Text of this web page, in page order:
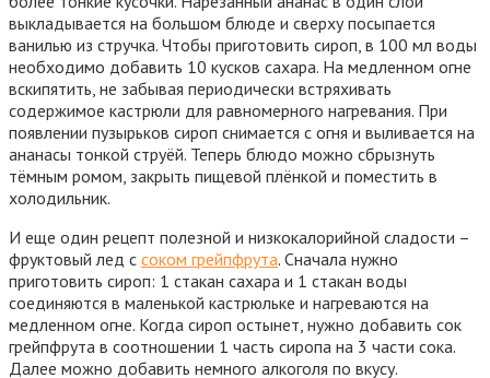
выкладывается на большом блюде и сверху посыпается
ванилью из стручка. Чтобы приготовить сироп, в 100 мл воды
необходимо добавить 10 кусков сахара. На медленном огне
вскипятить, не забывая периодически встряхивать
содержимое кастрюли для равномерного нагревания. При
появлении пузырьков сироп снимается с огня и выливается на
ананасы тонкой струёй. Теперь блюдо можно сбрызнуть
тёмным ромом, закрыть пищевой плёнкой и поместить в
холодильник.
И еще один рецепт полезной и низкокалорийной сладости –
фруктовый лед с соком грейпфрута. Сначала нужно
приготовить сироп: 1 стакан сахара и 1 стакан воды
соединяются в маленькой кастрюльке и нагреваются на
медленном огне. Когда сироп остынет, нужно добавить сок
грейпфрута в соотношении 1 часть сиропа на 3 части сока.
Далее можно добавить немного алкоголя по вкусу.